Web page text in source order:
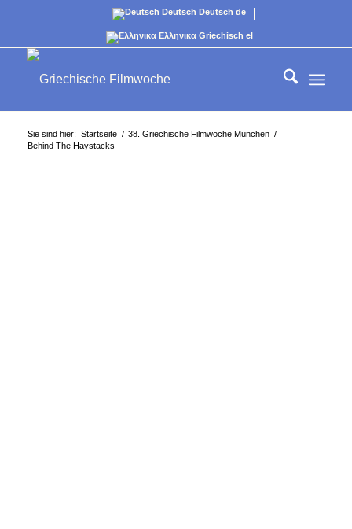
Deutsch Deutsch de
Ελληνικα Griechisch el
Sie sind hier: Startseite / 38. Griechische Filmwoche München /
Behind The Haystacks